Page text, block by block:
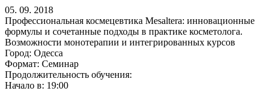
05. 09. 2018
Профессиональная космецевтика Mesaltera: инновационные
формулы и сочетанные подходы в практике косметолога.
Возможности монотерапии и интегрированных курсов
Город: Одесса
Формат: Семинар
Продолжительность обучения:
Начало в: 19:00